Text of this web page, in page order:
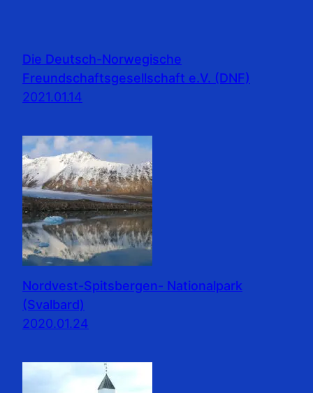
Die Deutsch-Norwegische
Freundschaftsgesellschaft e.V. (DNF)
2021.01.14
Nordvest-Spitsbergen- Nationalpark
(Svalbard)
2020.01.24